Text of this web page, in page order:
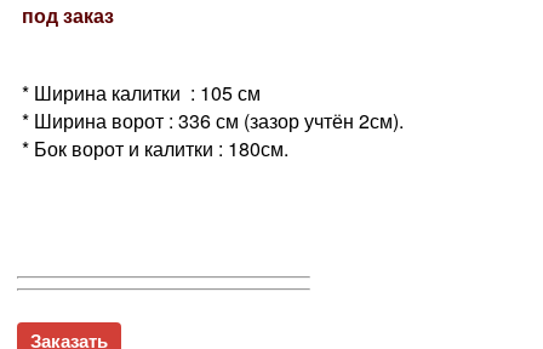
под заказ
* Ширина калитки : 105 см
* Ширина ворот : 336 см (зазор учтён 2см).
* Бок ворот и калитки : 180см.
Заказать